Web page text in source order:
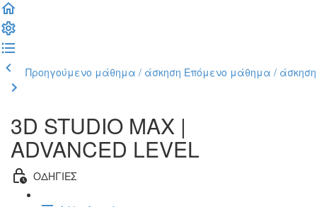
Προηγούμενο μάθημα / άσκηση Επόμενο μάθημα / άσκηση
3D STUDIO MAX |
ADVANCED LEVEL
ΟΔΗΓΙΕΣ